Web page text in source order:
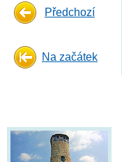
Předchozí
Na začátek